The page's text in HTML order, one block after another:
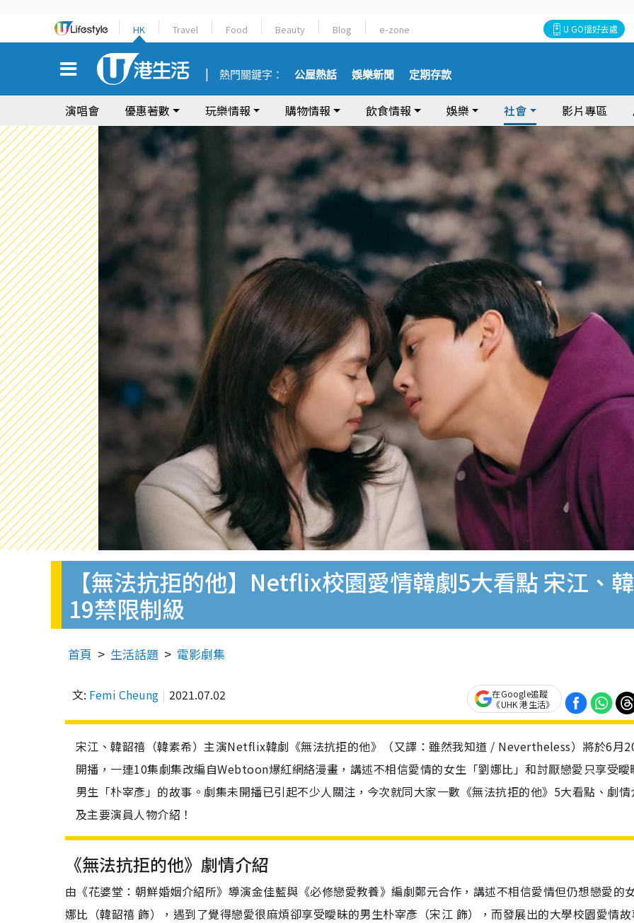
HK Travel Food Beauty Blog e-zone U GO搵好去處
熱門關鍵字： 公屋熱話 娛樂新聞 定期存款
演唱會 優惠著數 玩樂情報 購物情報 飲食情報 娛樂 社會 影片專區
【無法抗拒的他】Netflix校園愛情韓劇5大看點 宋江、
19禁限制級
首頁 生活話題 電影劇集
文: Femi Cheung 2021.07.02
在Google追蹤
《UHK 港生活》
宋江、韓韶禧（韓素希）主演Netflix韓劇《無法抗拒的他》（又譯：雖然我知道 / Nevertheless）將於6月
開播，一連10集劇集改編自Webtoon爆紅網絡漫畫，講述不相信愛情的女生「劉娜比」和討厭戀愛只享受曖
男生「朴宰彥」的故事。劇集未開播已引起不少人關注，今次就同大家一數《無法抗拒的他》5大看點、劇情
及主要演員人物介紹！
《無法抗拒的他》劇情介紹
由《花婆堂：朝鮮婚姻介紹所》導演金佳藍與《必修戀愛教養》編劇鄭元合作，講述不相信愛情但仍想戀愛的
娜比（韓韶禧 飾），遇到了覺得戀愛很麻煩卻享受曖昧的男生朴宰彥（宋江 飾），而發展出的大學校園愛情